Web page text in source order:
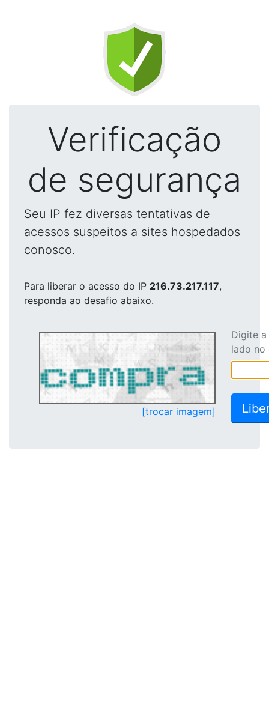
Verificação
de segurança
Seu IP fez diversas tentativas de
acessos suspeitos a sites hospedados
conosco.
Para liberar o acesso do IP 216.73.217.117,
responda ao desafio abaixo.
[trocar imagem]
Digite
lado no